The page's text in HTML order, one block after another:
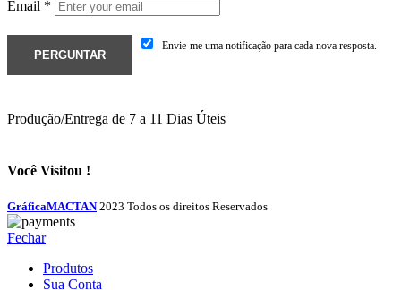
Email *
Envie-me uma notificação para cada nova resposta.
Produção/Entrega de 7 a 11 Dias Úteis
Você Visitou !
GráficaMACTAN 2023 Todos os direitos Reservados
Fechar
Produtos
Sua Conta